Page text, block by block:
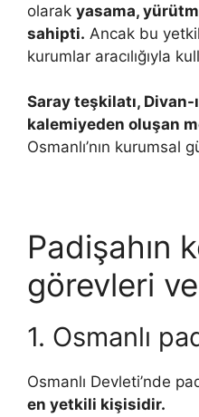
olarak yasama,
sahipti. Ancak bu
kurumlar aracılığıyla
Saray teşkilatı, Divan-
kalemiyeden oluşan
Osmanlı’nın kurumsal
Padişahın
görevleri
1. Osmanlı
Osmanlı Devleti’nde
en yetkili kişisidir.